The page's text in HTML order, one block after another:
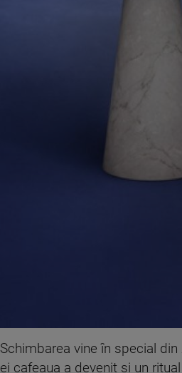
Schimbarea vine în special
ei cafeaua a devenit și un